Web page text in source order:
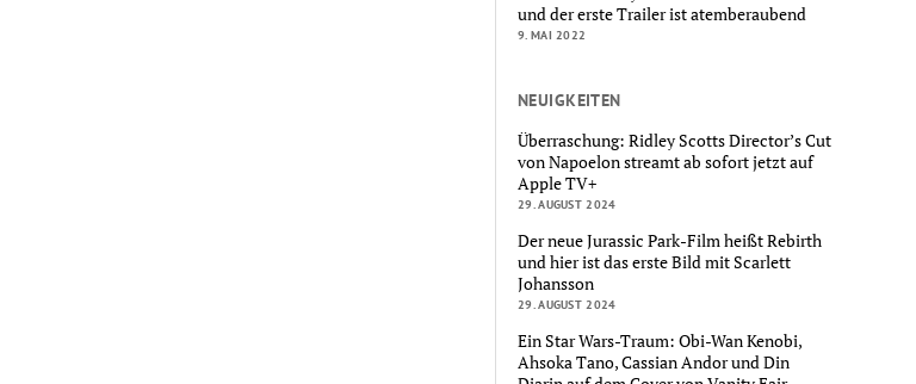
und der erste Trailer ist atemberaubend
9. MAI 2022
NEUIGKEITEN
Überraschung: Ridley Scotts Director’s Cut
von Napoelon streamt ab sofort jetzt auf
Apple TV+
29. AUGUST 2024
Der neue Jurassic Park-Film heißt Rebirth
und hier ist das erste Bild mit Scarlett
Johansson
29. AUGUST 2024
Ein Star Wars-Traum: Obi-Wan Kenobi,
Ahsoka Tano, Cassian Andor und Din